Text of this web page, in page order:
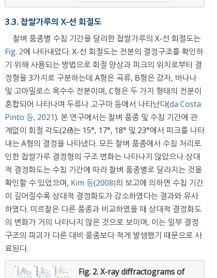
3.3. 찹쌀가루의 X-선 회절도
찰벼 품종별 수침 기간을 달리한 찹쌀가루의 X-선 회절도는
Fig. 2에 나타내었다. X-선 회절도는 전분의 결정구조를 확인하
기 위해 사용되는 방법으로 회절 양상과 피크의 위치로부터 결
정형을 3가지로 구분하는데 A형은 곡류, B형은 감자, 바나나
및 고아밀로스 옥수수 전분이며, C형은 두 가지 형태의 전분이
혼합되어 나타나며 두류나 고구마 등에서 나타난다(da Costa
Pinto 등, 2021). 본 연구에서는 찰벼 품종 및 수침 기간에 관
계없이 회절 각도(2θ)는 15°, 17°, 18° 및 23°에서 피크를 나타
내는 A형의 결정을 나타냈다. 모든 찰벼 품종에서 수침 처리로
인한 찹쌀가루 결정형의 구조 변화는 나타나지 않았으나 상대
적 결정화도는 수침 기간에 따라 찰벼 품종별로 달라지는 것을
확인할 수 있었으며, Kim 등(2008)의 보고에 의하면 수침 기간
이 길어질수록 상대적 결정화도가 감소하였다는 결과와 유사
하였다. 미르찰은 다른 품종과 비교하였을 때 상대적 결정화도
의 변화가 거의 나타나지 않은 것으로 보이며, 이는 일부 결정
구조의 파괴가 다른 대비 품종보다 적게 발생했기 때문으로 사
료된다.
Fig. 2.X-ray diffractograms of